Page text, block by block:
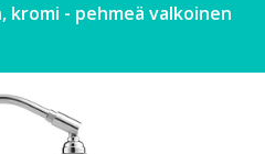
kromi - pehmeä valkoinen